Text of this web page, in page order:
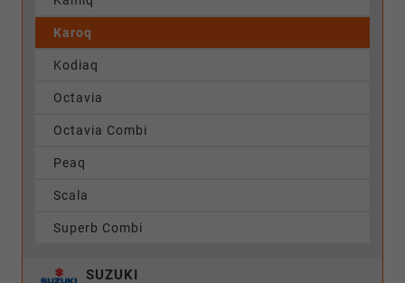
Karoq
Kodiaq
Octavia
Octavia Combi
Peaq
Scala
Superb Combi
SUZUKI